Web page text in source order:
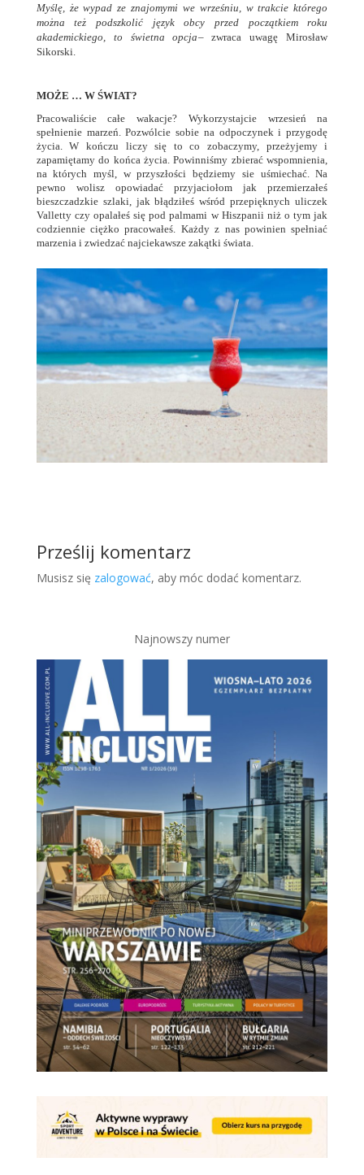
Myślę, że wypad ze znajomymi we wrześniu, w trakcie którego
można też podszkolić język obcy przed początkiem roku
akademickiego, to świetna opcja– zwraca uwagę Mirosław
Sikorski.
MOŻE … W ŚWIAT?
Pracowaliście całe wakacje? Wykorzystajcie wrzesień na
spełnienie marzeń. Pozwólcie sobie na odpoczynek i przygodę
życia. W kończu liczy się to co zobaczymy, przeżyjemy i
zapamiętamy do końca życia. Powinniśmy zbierać wspomnienia,
na których myśl, w przyszłości będziemy sie uśmiechać. Na
pewno wolisz opowiadać przyjaciołom jak przemierzałeś
bieszczadzkie szlaki, jak błądziłeś wśród przepięknych uliczek
Valletty czy opalałeś się pod palmami w Hiszpanii niż o tym jak
codziennie ciężko pracowałeś. Każdy z nas powinien spełniać
marzenia i zwiedzać najciekawsze zakątki świata.
Prześlij komentarz
Musisz się zalogować, aby móc dodać komentarz.
Najnowszy numer